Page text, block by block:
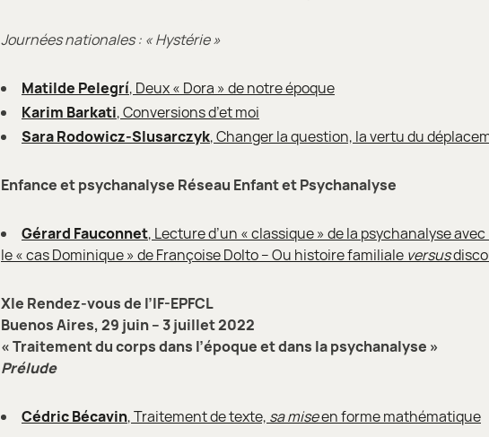
Journées nationales : « Hystérie »
Matilde Pelegrí, Deux « Dora » de notre époque
Karim Barkati, Conversions d’et moi
Sara Rodowicz-Slusarczyk, Changer la question, la vertu du
Enfance et psychanalyse Réseau Enfant et Psychanalyse
Gérard Fauconnet, Lecture d’un « classique » de la psychanalyse
le « cas Dominique » de Françoise Dolto – Ou histoire familiale versus
XIe Rendez-vous de l’IF-EPFCL
Buenos Aires, 29 juin – 3 juillet 2022
« Traitement du corps dans l’époque et dans la psychanalyse »
Prélude
Cédric Bécavin, Traitement de texte, sa miseen forme mathématique